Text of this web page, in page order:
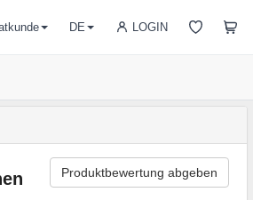
LOGIN
DE
Produktbewertung abgeben